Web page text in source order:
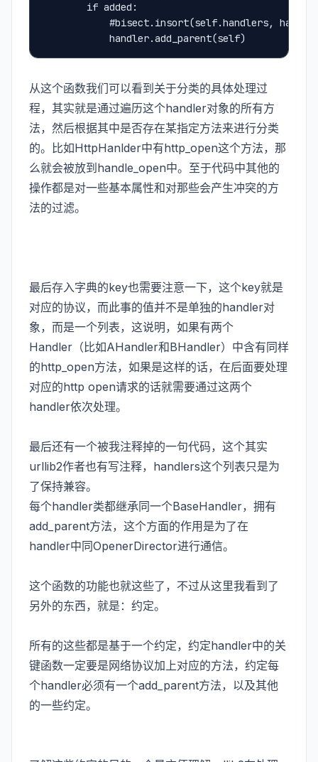
        if added:
#bisect.insort(self.handlers,
            handler.add_parent(self)
从这个函数我们可以看到关于分类的具体处理过
程，其实就是通过遍历这个handler对象的所有方
法，然后根据其中是否存在某指定方法来进行分类
的。比如HttpHanlder中有http_open这个方法，那
么就会被放到handle_open中。至于代码中其他的
操作都是对一些基本属性和对那些会产生冲突的方
法的过滤。
最后存入字典的key也需要注意一下，这个key就是
对应的协议，而此事的值并不是单独的handler对
象，而是一个列表，这说明，如果有两个
Handler（比如AHandler和BHandler）中含有同样
的http_open方法，如果是这样的话，在后面要处理
对应的http open请求的话就需要通过这两个
handler依次处理。
最后还有一个被我注释掉的一句代码，这个其实
urllib2作者也有写注释，handlers这个列表只是为
了保持兼容。
每个handler类都继承同一个BaseHandler，拥有
add_parent方法，这个方面的作用是为了在
handler中同OpenerDirector进行通信。
这个函数的功能也就这些了，不过从这里我看到了
另外的东西，就是：约定。
所有的这些都是基于一个约定，约定handler中的关
键函数一定要是网络协议加上对应的方法，约定每
个handler必须有一个add_parent方法，以及其他
的一些约定。